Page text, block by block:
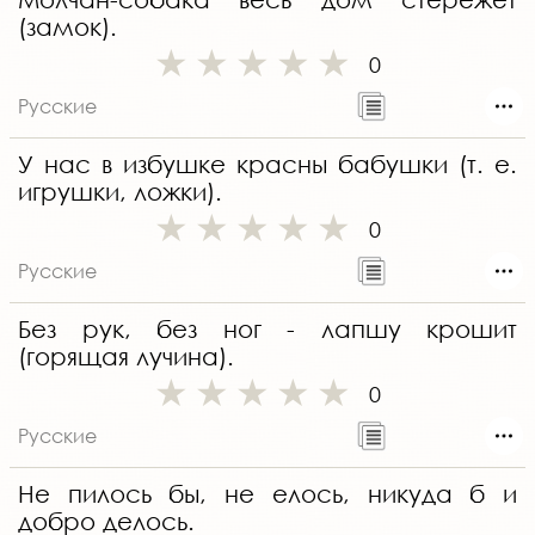
(замок).
0
Русские
У нас в избушке красны бабушки (т. е.
игрушки, ложки).
0
Русские
Без рук, без ног - лапшу крошит
(горящая лучина).
0
Русские
Не пилось бы, не елось, никуда б и
добро делось.